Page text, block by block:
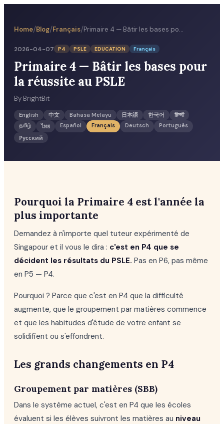
Home/Blog/Français/ Primaire 4 — Bâtir les bases pour la réussite au PSLE
2026-04-07 P4 PSLE EDUCATION Français
Primaire 4 — Bâtir les bases pour
la réussite au PSLE
By BrightBit
English 中文 Bahasa Melayu 日本語 한국어
हिन्दी
தமிழ்
ไทย Español Français Deutsch
Português
Русский
Pourquoi la Primaire 4 est l'année la
plus importante
Demandez à n'importe quel tuteur expérimenté de
Singapour et il vous le dira : c'est en P4 que se
décident les résultats du PSLE. Pas en P6, pas même
en P5 — P4.
Pourquoi ? Parce que c'est en P4 que la difficulté
augmente, que le groupement par matières commence
et que les habitudes d'étude de votre enfant se
solidifient ou s'effondrent.
Les grands changements en P4
Groupement par matières (SBB)
Dans le système actuel, c'est en P4 que les écoles
évaluent si les élèves suivront les matières au niveau